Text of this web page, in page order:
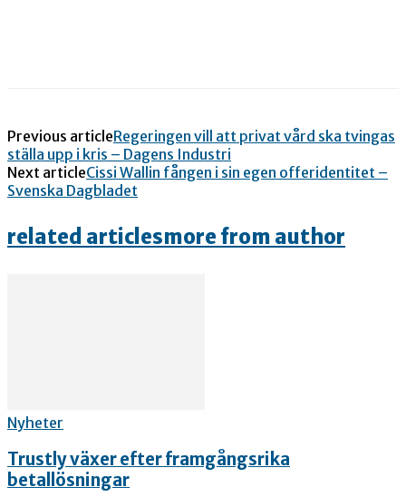
Previous articleRegeringen vill att privat vård ska tvingas
ställa upp i kris – Dagens Industri
Next articleCissi Wallin fången i sin egen offeridentitet –
Svenska Dagbladet
related articlesmore from author
Nyheter
Trustly växer efter framgångsrika
betallösningar